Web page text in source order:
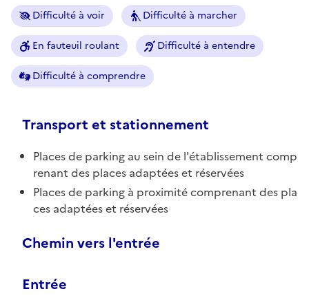
Difficulté à voir Difficulté à marcher
En fauteuil roulant Difficulté à entendre
Difficulté à comprendre
Transport et stationnement
Places de parking au sein de l'établissement comp
renant des places adaptées et réservées
Places de parking à proximité comprenant des pla
ces adaptées et réservées
Chemin vers l'entrée
Entrée